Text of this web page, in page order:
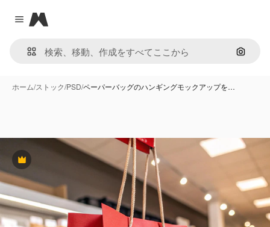
Close menu
Magnific
画像で
ホーム/ストック/PSD/ペーパーバッグのハンギングモックアップを…
Premium